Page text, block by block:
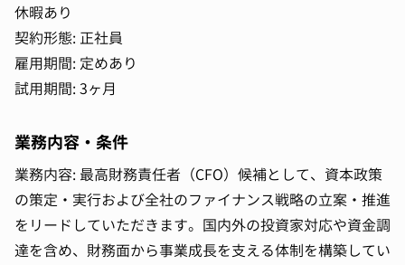
休暇あり
契約形態: 正社員
雇用期間: 定めあり
試用期間: 3ヶ月
業務内容・条件
業務内容: 最高財務責任者（CFO）候補として、資本政策
の策定・実行および全社のファイナンス戦略の立案・推進
をリードしていただきます。国内外の投資家対応や資金調
達を含め、財務面から事業成長を支える体制を構築してい